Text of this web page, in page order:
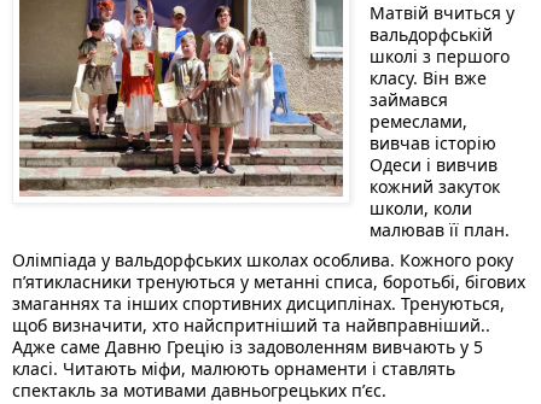
Матвій вчиться у
вальдорфській
школі з першого
класу. Він вже
займався
ремеслами,
вивчав історію
Одеси і вивчив
кожний закуток
школи, коли
малював її план.
Олімпіада у вальдорфських школах особлива. Кожного року
пʼятикласники тренуються у метанні списа, боротьбі, бігових
змаганнях та інших спортивних дисциплінах. Тренуються,
щоб визначити, хто найспритніший та найвправніший..
Адже саме Давню Грецію із задоволенням вивчають у 5
класі. Читають міфи, малюють орнаменти і ставлять
спектакль за мотивами давньогрецьких пʼєс.